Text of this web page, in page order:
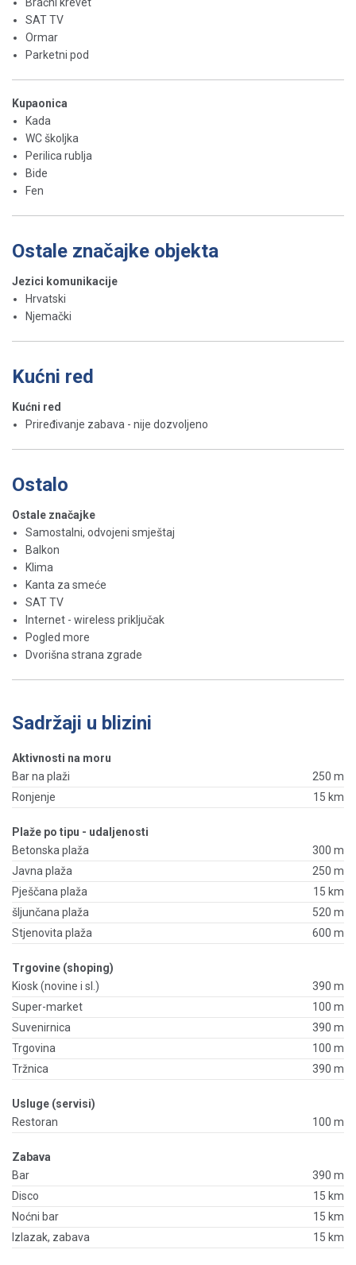
SAT TV
Ormar
Parketni pod
Kupaonica
Kada
WC školjka
Perilica rublja
Bide
Fen
Ostale značajke objekta
Jezici komunikacije
Hrvatski
Njemački
Kućni red
Kućni red
Priređivanje zabava - nije dozvoljeno
Ostalo
Ostale značajke
Samostalni, odvojeni smještaj
Balkon
Klima
Kanta za smeće
SAT TV
Internet - wireless priključak
Pogled more
Dvorišna strana zgrade
Sadržaji u blizini
Aktivnosti na moru
Bar na plaži
250 m
Ronjenje
15 km
Plaže po tipu - udaljenosti
Betonska plaža
300 m
Javna plaža
250 m
Pješčana plaža
15 km
šljunčana plaža
520 m
Stjenovita plaža
600 m
Trgovine (shoping)
Kiosk (novine i sl.)
390 m
Super-market
100 m
Suvenirnica
390 m
Trgovina
100 m
Tržnica
390 m
Usluge (servisi)
Restoran
100 m
Zabava
Bar
390 m
Disco
15 km
Noćni bar
15 km
Izlazak, zabava
15 km